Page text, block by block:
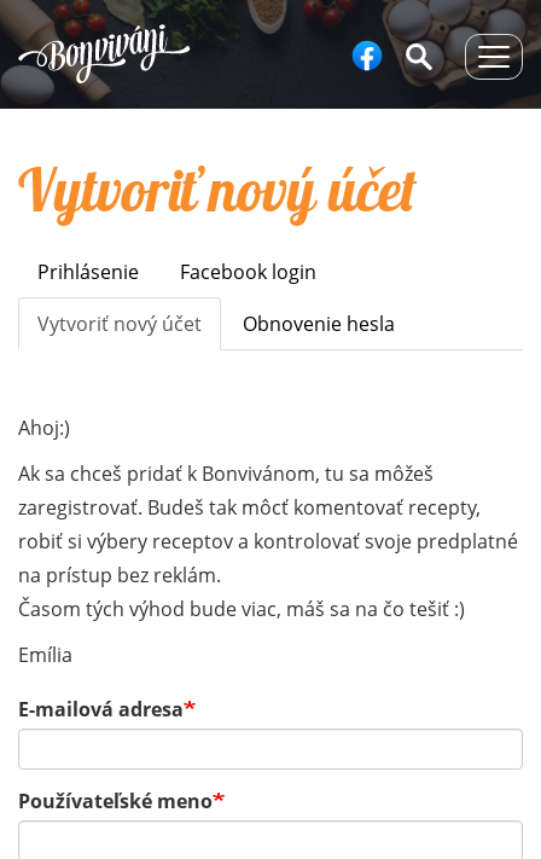
Vytvoriť nový účet
Primary
tabs
Prihlásenie
Facebook login
Vytvoriť nový účet (aktívna
karta)
Obnovenie hesla
Ahoj:)
Ak sa chceš pridať k Bonvivánom, tu sa môžeš
zaregistrovať. Budeš tak môcť komentovať recepty,
robiť si výbery receptov a kontrolovať svoje predplatné
na prístup bez reklám.
Časom tých výhod bude viac, máš sa na čo tešiť :)
Emília
E-mailová adresa
Používateľské meno